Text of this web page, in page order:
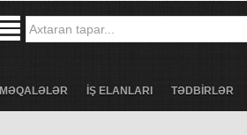
MƏQALƏLƏR İŞ ELANLARI TƏDBİRLƏR